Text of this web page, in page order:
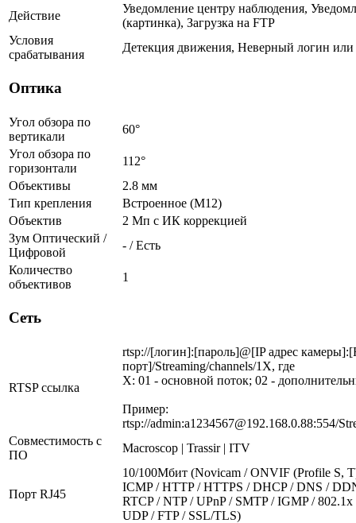
Действие
Уведомление центру наблюдения,
(картинка), Загрузка на FTP
Условия
срабатывания
Детекция движения, Неверный логин или
Оптика
Угол обзора по
вертикали
60°
Угол обзора по
горизонтали
112°
Объективы
2.8 мм
Тип крепления
Встроенное (М12)
Объектив
2 Мп c ИК коррекцией
Зум Оптический /
Цифровой
- / Есть
Количество
объективов
1
Сеть
RTSP ссылка
rtsp://[логин]:[пароль]@[IP адрес
порт]/Streaming/channels/1X, где
X: 01 - основной поток; 02 -
Пример:
rtsp://admin:a1234567@192.168.0.88:554/
Совместимость с
ПО
Macroscop | Trassir | ITV
Порт RJ45
10/100Мбит (Novicam / ONVIF (Profile S,
ICMP / HTTP / HTTPS / DHCP / DNS /
RTCP / NTP / UPnP / SMTP / IGMP /
UDP / FTP / SSL/TLS)